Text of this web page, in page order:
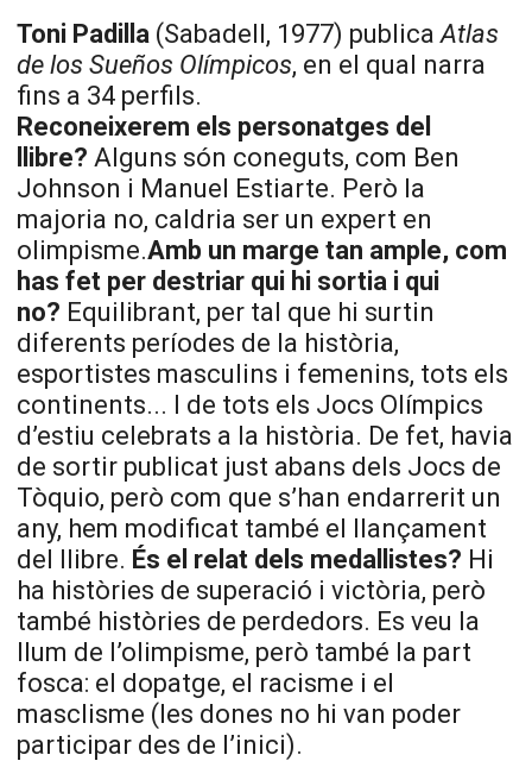
Toni Padilla (Sabadell, 1977) publicaAtlas
de los Sueños Olímpicos, en el qual narra
fins a 34 perfils.
Reconeixerem els personatges del
llibre? Alguns són coneguts, com Ben
Johnson i Manuel Estiarte. Però la
majoria no, caldria ser un expert en
olimpisme.Amb un marge tan ample, com
has fet per destriar qui hi sortia i qui
no? Equilibrant, per tal que hi surtin
diferents períodes de la història,
esportistes masculins i femenins, tots els
continents... I de tots els Jocs Olímpics
d’estiu celebrats a la història. De fet, havia
de sortir publicat just abans dels Jocs de
Tòquio, però com que s’han endarrerit un
any, hem modificat també el llançament
del llibre. És el relat dels medallistes? Hi
ha històries de superació i victòria, però
també històries de perdedors. Es veu la
llum de l’olimpisme, però també la part
fosca: el dopatge, el racisme i el
masclisme (les dones no hi van poder
participar des de l’inici).